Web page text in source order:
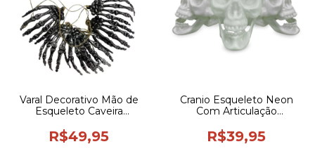
Varal Decorativo Mão de
Esqueleto Caveira
R$49,95
Cranio Esqueleto Neon
Com Articulação
R$39,95